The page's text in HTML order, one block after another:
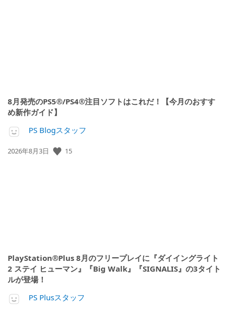
8月発売のPS5®/PS4®注目ソフトはこれだ！【今月のおすす
め新作ガイド】
PS Blogスタッフ
公
2026年8月3日 15
PlayStation®Plus 8月のフリープレイに『ダイイングライト
2 ステイ ヒューマン』『Big Walk』『SIGNALIS』の3タイト
ルが登場！
PS Plusスタッフ